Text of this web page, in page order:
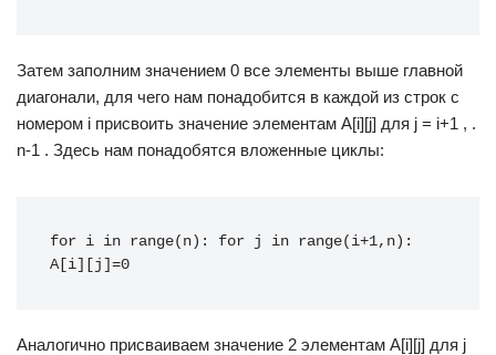
Затем заполним значением 0 все элементы выше главной
диагонали, для чего нам понадобится в каждой из строк с
номером i присвоить значение элементам A[i][j] для j = i+1 , .
n-1 . Здесь нам понадобятся вложенные циклы:
for i in range(n): for j in range(i+1,n):
A[i][j]=0
Аналогично присваиваем значение 2 элементам A[i][j] для j